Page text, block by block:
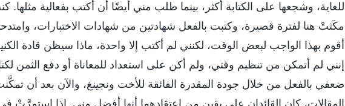
للغاية، وشجعها على الكتابة أكثر، بينما طلب مني أيضًا أن أكتب بفعالية مثلها.
مكَثتْ هنا لفترة قصيرة، وكتبت بالفعل شهادتين من شهادات الاختبارات،
أقوم بهذا الواجب لبعض الوقت، لكنني لم أكتب إلا واحدة، ماذا سيظن قادة
إنني لم أتمكن من تنظيم وقتي، ولم أكن على استعداد للمعاناة أو دفع الثمن
ضعفي بالفعل من خلال جودة المقدرة الفائقة للأخت ونجينغ، والآن بعد أن
المقالات، كان القائدان على يقين من اعتقادهما أنها أفضل مني. إذا استمرَّتْ في